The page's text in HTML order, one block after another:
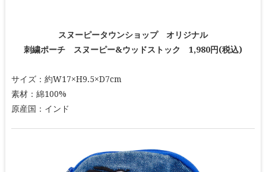
スヌーピータウンショップ オリジナル
刺繍ポーチ スヌーピー&ウッドストック 1,980円(税込)
サイズ：約W17×H9.5×D7cm
素材：綿100%
原産国：インド